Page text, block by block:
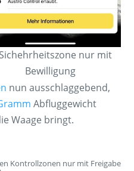
nur mit
Bewilligung
nun ausschlaggebend,
Abfluggewicht
Waage bringt.
Kontrollzonen nur mit Freigabe